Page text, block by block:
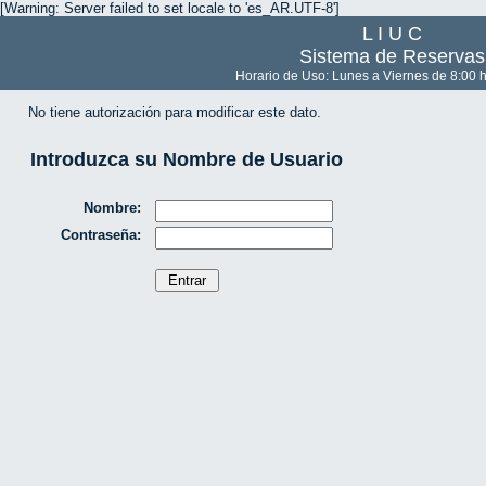
[Warning: Server failed to set locale to 'es_AR.UTF-8']
L I U C
Sistema de Reservas
Horario de Uso: Lunes a Viernes de 8:00
No tiene autorización para modificar este dato.
Introduzca su Nombre de Usuario
Nombre:
Contraseña: